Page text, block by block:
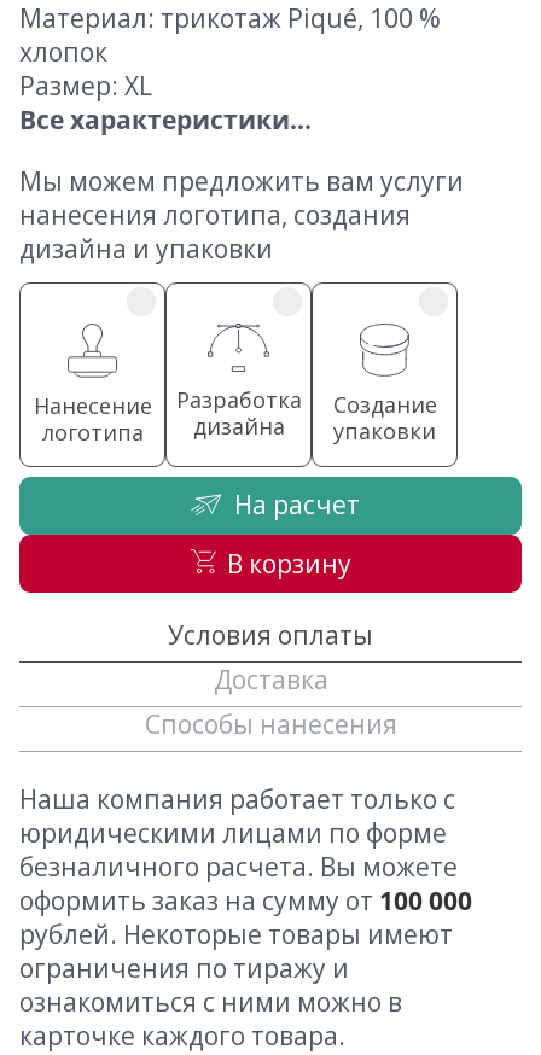
Материал: трикотаж Piqué, 100 %
хлопок
Размер: XL
Все характеристики...
Мы можем предложить вам услуги
нанесения логотипа, создания
дизайна и упаковки
Нанесение
логотипа
Разработка
дизайна
Создание
упаковки
На расчет
В корзину
Условия оплаты
Доставка
Способы нанесения
Наша компания работает только с
юридическими лицами по форме
безналичного расчета. Вы можете
оформить заказ на сумму от 100 000
рублей. Некоторые товары имеют
ограничения по тиражу и
ознакомиться с ними можно в
карточке каждого товара.